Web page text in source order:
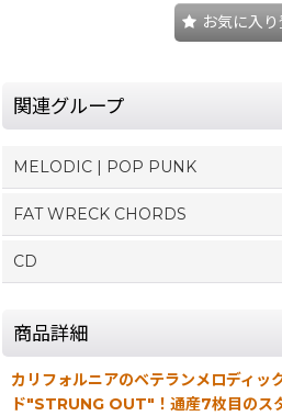
お気に入
関連グループ
MELODIC | POP PUNK
FAT WRECK CHORDS
CD
商品詳細
カリフォルニアのベテランメロディッ
ド"STRUNG OUT"！通産7枚目のス